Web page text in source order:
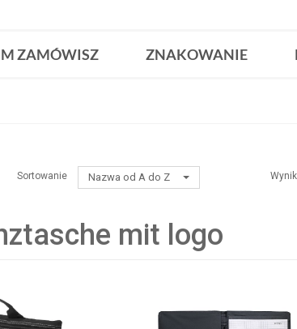
ZAMÓWISZ ZNAKOWANIE
Sortowanie Nazwa od A do Z
mit logo